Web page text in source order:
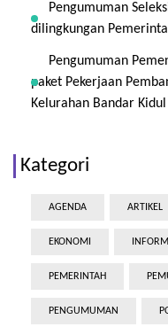
Pengumuman
dilingkungan
Pengumuman
paket Pekerjaan
Kelurahan Bandar Kidul
Kategori
AGENDA ARTIKEL
EKONOMI
PEMERINTAH
PENGUMUMAN